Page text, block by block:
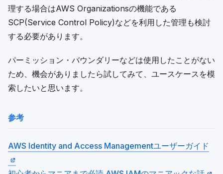
理する場合はAWS Organizationsの機能である
SCP(Service Control Policy)などを利用した管理も検討
する必要があります。
パーミッション・バウンダリーなどは使用したことがない
ため、機会がありましたら試してみて、ユースケースを模
索したいと思います。
参考
AWS Identity and Access Managementユーザーガイド